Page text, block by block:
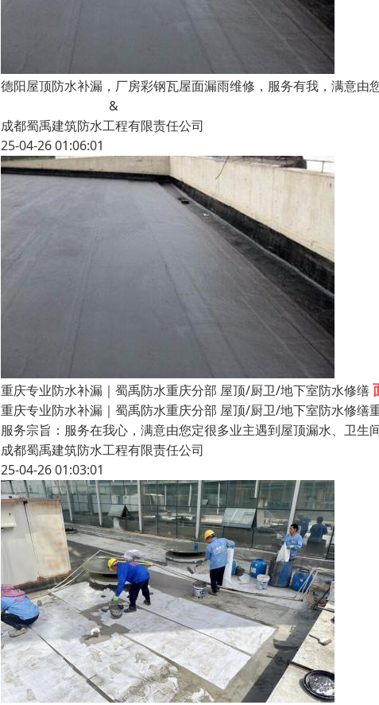
德阳屋顶防水补漏，厂房彩钢瓦屋面漏雨维修，服务有我，满意由
&
成都蜀禹建筑防水工程有限责任公司
25-04-26 01:06:01
重庆专业防水补漏｜蜀禹防水重庆分部 屋顶/厨卫/地下室防水修缮
重庆专业防水补漏｜蜀禹防水重庆分部 屋顶/厨卫/地下室防水修
服务宗旨：服务在我心，满意由您定很多业主遇到屋顶漏水、卫
成都蜀禹建筑防水工程有限责任公司
25-04-26 01:03:01